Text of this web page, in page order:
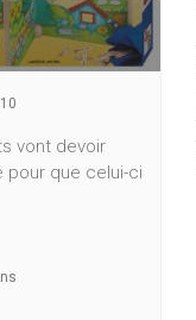
vont devoir
pour que celui-ci